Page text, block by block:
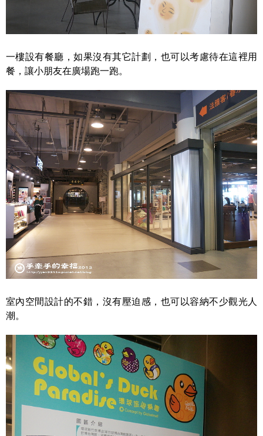
一樓設有餐廳，如果沒有其它計劃，也可以考慮待在這裡用
餐，讓小朋友在廣場跑一跑。
室內空間設計的不錯，沒有壓迫感，也可以容納不少觀光人
潮。